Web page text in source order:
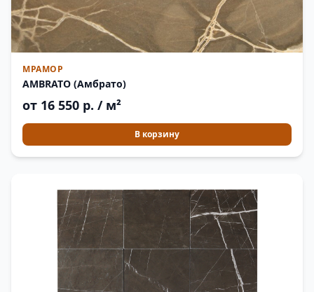
МРАМОР
AMBRATO (Амбрато)
от 16 550 р. / м²
В корзину